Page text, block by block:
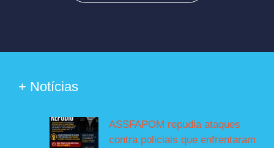
+ Notícias
ASSFAPOM repudia ataques
contra policiais que enfrentaram